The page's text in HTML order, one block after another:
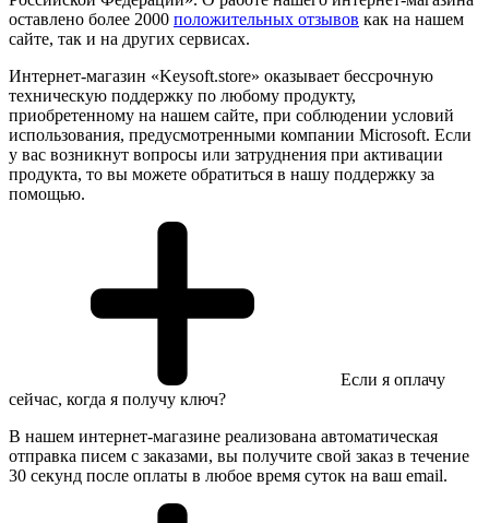
оставлено более 2000 положительных отзывов как на нашем
сайте, так и на других сервисах.
Интернет-магазин «Keysoft.store» оказывает бессрочную
техническую поддержку по любому продукту,
приобретенному на нашем сайте, при соблюдении условий
использования, предусмотренными компании Microsoft. Если
у вас возникнут вопросы или затруднения при активации
продукта, то вы можете обратиться в нашу поддержку за
помощью.
Если я оплачу
сейчас, когда я получу ключ?
В нашем интернет-магазине реализована автоматическая
отправка писем с заказами, вы получите свой заказ в течение
30 секунд после оплаты в любое время суток на ваш email.